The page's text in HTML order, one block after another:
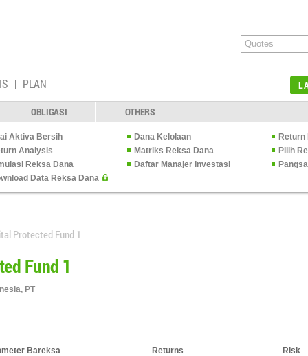
PLAN
OBLIGASI OTHERS
Aktiva Bersih Dana Kelolaan
Analysis
Matriks Reksa Dana
Pilih
Reksa Dana
Daftar Manajer Investasi
Data Reksa Dana
Protected Fund 1
Fund 1
PT
Bareksa
Returns Risk